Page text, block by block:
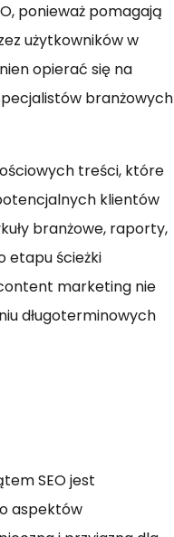
ponieważ pomagają
użytkowników w
opierać się na
branżowych
treści, które
klientów
branżowe, raporty,
etapu ścieżki
marketing nie
długoterminowych
SEO jest
aspektów